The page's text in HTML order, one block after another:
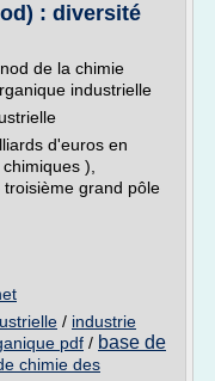
: diversité
de la chimie
industrielle
d'euros en
),
grand pôle
/ industrie
pdf / base de
chimie des